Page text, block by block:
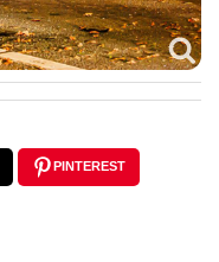
PINTEREST